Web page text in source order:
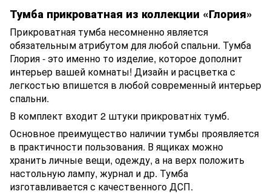
Тумба прикроватная из коллекции «Глория»
Прикроватная тумба несомненно является
обязательным атрибутом для любой спальни. Тумба
Глория - это именно то изделие, которое дополнит
интерьер вашей комнаты! Дизайн и расцветка с
легкостью впишется в любой современный интерьер
спальни.
В комплект входит 2 штуки прикроватніх тумб.
Основное преимущество наличии тумбы проявляется
в практичности пользования. В ящиках можно
хранить личные вещи, одежду, а на верх положить
настольную лампу, журнал и др. Тумба
изготавливается с качественного ДСП.